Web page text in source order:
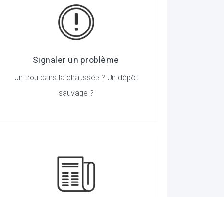
Signaler un problème
Un trou dans la chaussée ? Un dépôt
sauvage ?